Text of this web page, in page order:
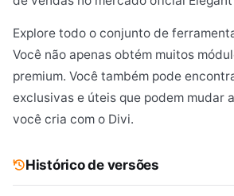
Explore todo o conjunto de
Você não apenas obtém muitos
premium. Você também pode
exclusivas e úteis que podem mudar
você cria com o Divi.
Histórico de versões